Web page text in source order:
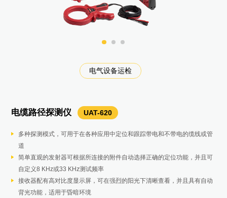
电缆路径探测仪 UAT-620
多种探测模式，可用于在各种应用中定位和跟踪带电和不带电的缆线或管
道
简单直观的发射器可根据所连接的附件自动选择正确的定位功能，并且可
自定义8 KHz或33 KHz测试频率
接收器配有高对比度显示屏，可在强烈的阳光下清晰查看，并且具有自动
背光功能，适用于昏暗环境
电气设备运检
八位半台式数字多用表 8558A/8588A
电压测试提供八位半以上数表，并有超限报警
容量测试自带时间戳功能，可记录充放电时间
提供趋势分析功能
产品详情
电气设备研发测试和校准
在线式红外测温仪 MI3
均匀、连续在线监控，对异常温度实时报警
分扇区监控，快速定位不良位置
生产数据的连续记录，方便回溯不良和工艺参数分析
技术参数
设备检测
功率分析仪 Norma 6000 系列
双机互联：保证从输入至输出、直流到交流的全覆盖，可扩展至8 通道
便携设计：减轻50%重量，续航高达10小时
安全等级高达CAT III 1000V/CAT IV 600V
测量功率、光伏逆变器效率及谐波分析，帮助发电端提质增效
电气设备运检
电能质量分析仪 Fluke 1777
内置报表功能，一键出具GB报告
可远程通讯、操作，分析功能强大：瞬态电压采样率高达20MS/s，峰值
±8kV；
带宽DC~30kHz超谐波测量：增加2-9kHz高频谐波，9-30kHz超谐波
全中文界面，自动试别电流钳，自动更正接线错误
电气设备运检
彩色数字示波表 Fluke 190-202-III
即触即测，无需繁琐设置，自动捕获、查看和分析
兼具便携、坚固耐用和台式示波器的精密性
软件加持，可远程控制，用软件查看分析数据
技术参数
电气设备运检
在线式声学成像仪 SV600
高灵敏度使泄漏无处遁形
开放式API易于与现有系统集成
7x24连续监测避免人工巡检造成的遗漏
技术参数
局放检测
红外热像仪 TiX580
640×480像素卓越成像质量
LaserSharp自动对焦功能，数秒即可准确完成对焦
专利技术IR-Fusion，红外可见光融合，观察更多测试细节
技术参数
红外及声学运检
多功能多产品校准器 5522A/5502A/5080A
高性价比的电学仪器校准方案，可校准万用表、钳形表、电能质量分析仪
等，应用于光伏和风电行业。
产品详情
电气设备运维校准
蓄电池内阻分析仪 BT521
主要测量值 – 电池内阻、直流和交流电压、直流和交流电流、纹波电压、
频率和温度。
序列测量模式 – 电池组的自动或手动序列测试，无需在每次需要保存测量
值时按下按钮。
全面记录 - 所有测量值在测试过程中自动捕捉，并可以在仪器上查看后再
下载随时进行分析。
电气设备运检
工业用手持式示波表 125B
双输入数字示波表和万用表
40 MHz 或 20 MHz 示波表频宽
Connect-and-View™ 触发实现简单易用，无需手动操作
技术参数
电气设备运检
绝缘电阻测试仪 Fluke 1555KIT
测试电压高达10kV，适合所有应用
可测量高达 2TΩ 的电阻
CAT III 1000 V, CAT IV 600 V 安全等级
技术参数
电气设备运检
接地电阻测试仪 Fluke 1625-2 KIT
三极和四极电位降（使用地桩）
四极土壤电阻率测试（使用地桩）
选择性测试（使用地桩和 1 个钳口）
无桩测试（仅使用 2 个钳口）
电气设备运检
手持三相功率计 1738
自动捕获和记录电压、电流、功率、谐波和关联电能质量值，并使用事件
波形快照和高分辨率真有效值配置文件捕获暂降、暂升和浪涌电流
仪器供电方便：直接从测量电路给仪器供电
通过我们的自动化报告功能下载并分析能耗和电能质量健康状况的每个细
节，并使用集成的电能质量健康状况摘要来快速了解系统健康状况
电气设备运检
钳形电流表 Fluke 378FC
使用钳口测量电压和电流
测试更快、更安全，采用 FieldSense™ 技术无需触碰带电电线
电能质量指示器显示设备或电源线是否有故障
只需更少的步骤即可完成 三相电压和电流测试
电气设备运检
超声波局放成像仪 Fluke ii910
快速轻松地执行局部放电检测和局部放电测试
通过查找和修复局部放电问题来降低每日成本并节省能源
PDQ 模式，用于捕获局部放电情况并进行分析
用户手册
红外及声学运检
铜缆认证分析仪 DSX2-5000 CH
十秒钟的 Cat 6A 测试时间
以图形方式显示故障源
支持所有标准
使用 LinkWare™ 管理软件创建专业的测试报告
铜缆网络认证与维护
智能链路通网络测试仪 LIQ-100 CH
显示交换机信息，排除活动网络故障
测量高达 10 千兆网络容量
图形化布线图和长度测试
测试PoE 设备
铜缆网络维护
LT手持式红外测温仪 3i Smart
-30°C到1300°C宽广的测温范围兼顾多种应用。
125:1距离系数比可以提供更小的光斑尺寸以测量更小的目标。
远距离测量提供现场人员安全保障。
红外测温仪和热电偶测温仪二表合一。
随附的 K 型热电偶珠式探针便于快速现场温度校准。
日常巡检
手持式红外测温仪 Raynger® 3i Plus
温度量程： 700 至 3000ºC (1292 至 5432ºF) 400 至 2000ºC (752 至
3632ºF)。
距离系数比(D:S)：250:1。
工作环境温度：0 至 50ºC (32 至 120ºF)。
双激光和瞄准镜瞄准选项。
内红点瞄准技术，准确对准“炽热”背景。
日常巡检
认证级光纤测试仪 OptiFiber® Pro OTDR
自动设置可检测光纤特性并设置测量参数
手动专家模式支持对自动设置进行简单调整
可自动识别连接器、熔接头、折弯和分光器等事件
产品手册
光纤网络认证与维护
烟气温度专用测温仪 Thermalert 4.0
借助广泛的光谱范围和专为您的应用设计的焦距显著改进了过程控制。
借助即插即用技术和集成激光瞄准功能减少设置时间。
获得本质安全 ATEX/IECEx/CCC-IS 认证，为您的工艺和员工提供保障。
提供多种模拟和数字通信协议方案。
过程监控
高压验电棒 TIC300PRO+TIC410A
无需接触导体即可检验是否存在电压，支持30 VAC 至 122,000 VAC
(122kV)
VolTect™ 报警功能通过明亮的闪烁灯和蜂鸣声进行报警
简单的两级式探测仪提供：高压设置，用于检查输电线、配电设备、供电
线路、保险丝和负载连接器;低电压设置，用于检查断路器面板中的电压、
断路器、电源插座和配线
电气设备巡检维护
相序表 9062
三相指示
指示相序旋转
无需接触，即可确定正在运行的电机的旋转方向
用户手册
电气设备巡检维护
钳表 T6-1000PRO
同时查看电压和电流测量值，从而节省时
Visual Continuity™——屏幕自动变绿以进行通断性检查，这在声音太大
而无法听到蜂鸣器鸣响的情况下非常有用
FieldSense™ 技术，无需接触带电电压，即可测量交流电压、电流和频率
电气设备巡检维护
远程显示交直流钳形表 Fluke 381
一款可分离显示屏的高压钳形电流表。此产品也属钳形万用表采用低功率
805.15.4无线技术，通过了中国无线电管理委员会的认证，不会和其他无
线产品（对讲机、手机等）相互干扰
可拆卸的显示屏可以置于距表体10m内方便、安全的地方
iFlex™ 柔性电流钳将测量范围扩展至 2500 A ac，具有更高的显示灵活
性，能够测量不规则尺寸的导体
电气设备巡检维护
微安级漏电流钳表 369 FC/CN
真有效值测量可保证复杂、非正弦波形测量的准确度
61 mm 钳夹开口
最高分辨率为 1 μA，最小量程低至3mA（最大测量电流为 60 A）
用户手册
电气设备巡检维护
钳形表 319
独特的40A小量程、高准确度电流测试，0.01A高分辨率,1.6%高精度测量
钳头纤薄，体型轻便，更加易于在狭窄空间内使用
可以测量诸如电机和照明等设备的启动电流
用户手册
电气设备巡检维护
绝缘电阻测试仪 1535
最高2500V测试电压，500GΩ测试量程
自动极化指数（PI）/介电吸收比（DAR）
自动放电，保证安全
全中文操作界面，专为中国用户设计
电气设备巡检维护
绝缘电阻测试仪 1508
0.01 MΩ 至 10 GΩ的绝缘测试
绝缘测试电压: 50 V、100 V、250 V、500 V 和 1000 V，适用于多种应用
带电电路检测功能，如果检测到大于30 V的电压，则禁止进行测试，提高
了对人员的保护能力
电气设备巡检维护
激光测距仪 410
快速测量距离，计算面积/体积/勾股
IP65防尘防水，1米防摔
电子角度显示，辅助水平测量
支持Type-C充电，续航能力强量
设备安装调试